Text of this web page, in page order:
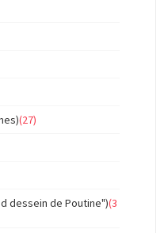
(27)
dessein de Poutine")(3